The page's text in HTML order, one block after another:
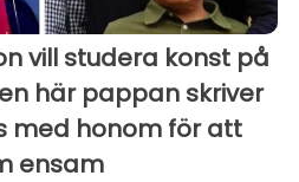
vill studera konst på
här pappan skriver
med honom för att
ensam